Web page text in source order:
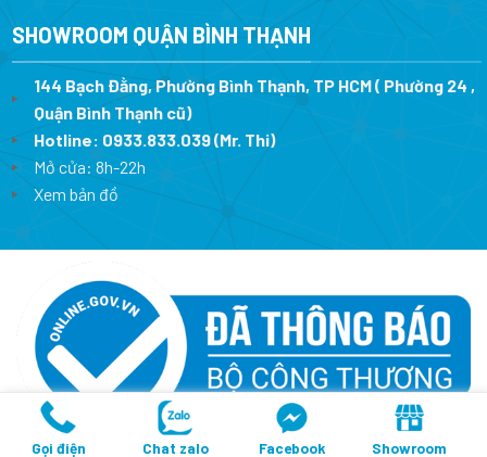
SHOWROOM QUẬN BÌNH THẠNH
144 Bạch Đằng, Phường Bình Thạnh, TP HCM ( Phường 24 ,
Quận Bình Thạnh cũ)
Hotline: 0933.833.039(Mr. Thi)
Mở cửa: 8h-22h
Xem bản đồ
Copyright 2026 ©Thiết Bị Ngoại Nhập- CÔNG TY TNHH THIẾT BỊ
Gọi điện Chat zalo Facebook Showroom